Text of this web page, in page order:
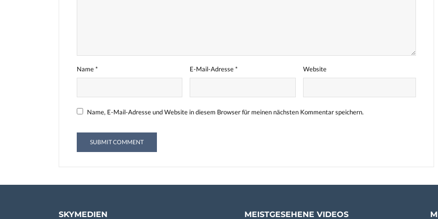
Name* E-Mail-Adresse* Website
Name, E-Mail-Adresse und Website in diesem Browser für meinen nächsten Kommentar speichern.
SKYMEDIEN MEISTGESEHENE VIDEOS